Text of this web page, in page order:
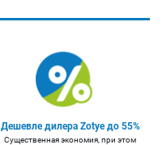
Дешевле дилера Zotye до 55%
Существенная экономия, при этом